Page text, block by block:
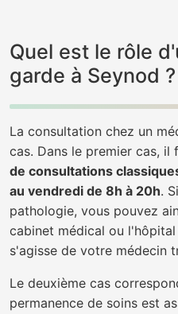
Quel est le rôle
garde à Seynod ?
La consultation chez un
cas. Dans le premier cas, il
de consultations
au vendredi de 8h à 20h.
pathologie, vous pouvez
cabinet médical ou
s'agisse de votre médecin
Le deuxième cas
permanence de soins est